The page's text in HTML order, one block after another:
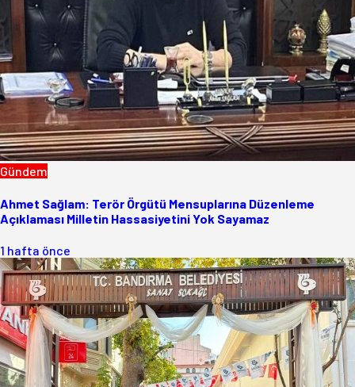
Gündem
Ahmet Sağlam: Terör Örgütü Mensuplarına Düzenleme
Açıklaması Milletin Hassasiyetini Yok Sayamaz
1 hafta önce